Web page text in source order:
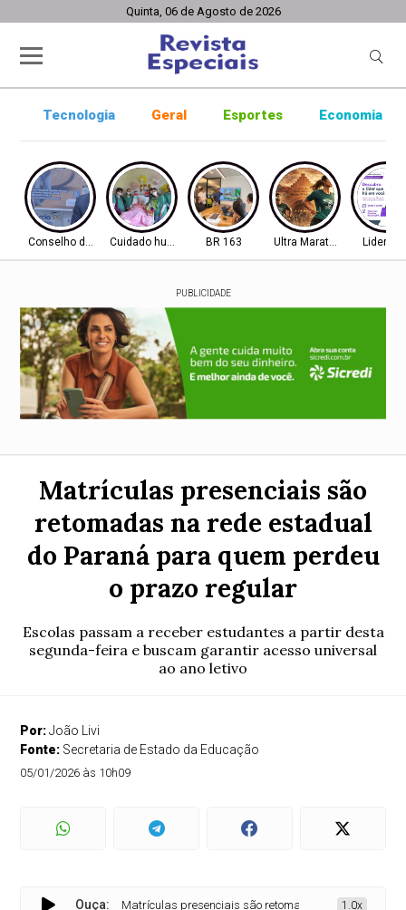
Quinta, 06 de Agosto de 2026
Tecnologia Geral Esportes Economia
Conselho de InovaçãoCuidado humanizadoBR 163 Ultra Maratona
PUBLICIDADE
Matrículas presenciais são
retomadas na rede estadual
do Paraná para quem perdeu
o prazo regular
Escolas passam a receber estudantes a partir desta
segunda-feira e buscam garantir acesso universal
ao ano letivo
Por:João Livi
Fonte: Secretaria de Estado da Educação
05/01/2026 às 10h09
Ouça:Matrículas presenciais são retomadas na rede estadual
1.0x